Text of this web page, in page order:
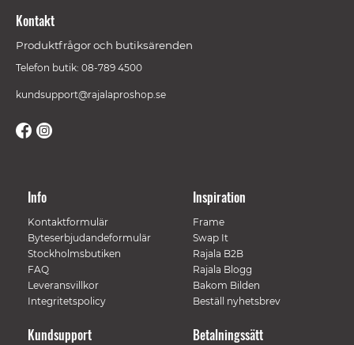
Kontakt
Produktfrågor och butiksärenden
Telefon butik: 08-789 4500
kundsupport@rajalaproshop.se
Info
Kontaktformulär
Byteserbjudandeformulär
Stockholmsbutiken
FAQ
Leveransvillkor
Integritetspolicy
Inspiration
Frame
Swap It
Rajala B2B
Rajala Blogg
Bakom Bilden
Beställ nyhetsbrev
Betalningssätt
Kundsupport